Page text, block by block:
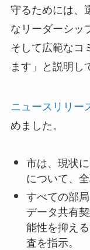
守るためには、
なリーダーシッ
そして広範なコ
ます」と説明し
ニュースリリー
めました。
市は、現状
について、
すべての部
データ共有
能性を抑え
査を指示。